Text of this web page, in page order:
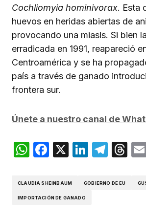
Cochliomyia hominivorax. Esta
huevos en heridas abiertas de
provocando una miasis. Si bien
erradicada en 1991, reapareció
Centroamérica y se ha
país a través de ganado
frontera sur.
Únete a nuestro canal de
WhatsApp
Facebook
X
CLAUDIA SHEINBAUM GOBIERNO DE EU
IMPORTACIÓN DE GANADO